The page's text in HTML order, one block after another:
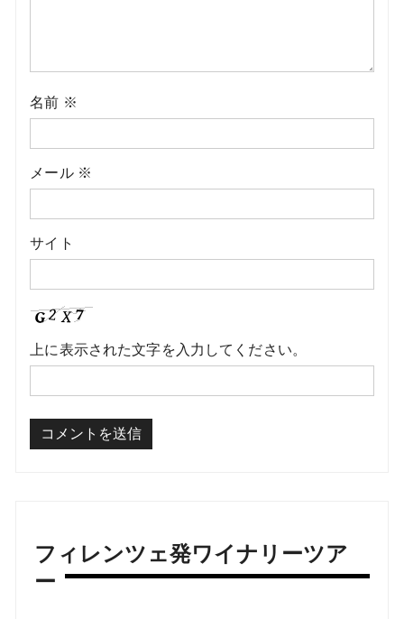
名前 ※
メール ※
サイト
上に表示された文字を入力してください。
フィレンツェ発ワイナリーツア
ー